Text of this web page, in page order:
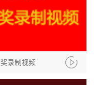
录制视频